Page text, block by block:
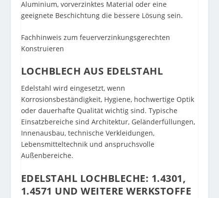
Aluminium, vorverzinktes Material oder eine
geeignete Beschichtung die bessere Lösung sein.
Fachhinweis zum feuerverzinkungsgerechten
Konstruieren
LOCHBLECH AUS EDELSTAHL
Edelstahl wird eingesetzt, wenn
Korrosionsbeständigkeit, Hygiene, hochwertige Optik
oder dauerhafte Qualität wichtig sind. Typische
Einsatzbereiche sind Architektur, Geländerfüllungen,
Innenausbau, technische Verkleidungen,
Lebensmitteltechnik und anspruchsvolle
Außenbereiche.
EDELSTAHL LOCHBLECHE: 1.4301,
1.4571 UND WEITERE WERKSTOFFE